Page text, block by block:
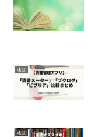
速読
速読